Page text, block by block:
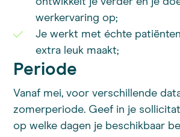
werkervaring op;
Je werkt met échte
extra leuk maakt;
Periode
Vanaf mei, voor verschillende
zomerperiode. Geef in je
op welke dagen je beschikbaar